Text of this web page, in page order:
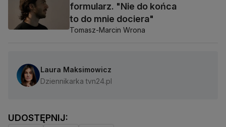
formularz. "Nie do końca
to do mnie dociera"
Tomasz-Marcin Wrona
Laura Maksimowicz
Dziennikarka tvn24.pl
UDOSTĘPNIJ: